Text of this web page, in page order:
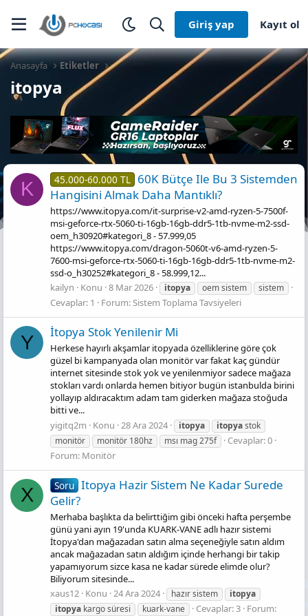
Giriş yap Kayıt ol
Anasayfa Etiketler
itopya
K 45.000-60.000 TL 60K Bütçe Ile Bu 3 Sistemden
Hangisini Almak Daha Mantıklı?
https://www.itopya.com/it-surprise-v2-amd-ryzen-5-7500f-
msi-geforce-rtx-5060-ti-16gb-16gb-ddr5-1tb-nvme-m2-ssd-
oem_h30920#kategori_8 - 57.999,05
https://www.itopya.com/dragon-5060t-v6-amd-ryzen-5-
7600-msi-geforce-rtx-5060-ti-16gb-16gb-ddr5-1tb-nvme-m2-
ssd-o_h30252#kategori_8 - 58.999,12...
kailyn
Konu 8 Mar 2026 itopya oem sistem sistem
Cevaplar: 1 Forum:Sistem Toplama Tavsiyeleri
Y İtopya Stok Yeni̇leni̇r Mi̇
Herkese hayırlı akşamlar itopyada özelliklerine göre çok
güzel bi kampanyada olan monitör var fakat kaç gündür
internet sitesinde stok yok ve yenilenmiyor sadece mağaza
stokları vardı onlarda hemen bitiyor bugün istanbulda birini
yollayıp aldıracaktım adam tam giderken mağaza stoğuda
bitti ve...
yigitq2m
Konu 28 Ara 2024 itopya itopyastok
monitör
monitör 180hz msı mag 275f
Cevaplar: 0
Forum: Monitör
X Soru Itopya Hazir Sistem Ne Kadar Surede
Gelir?
Merhaba başlıkta da belirttiğim gibi önceki hafta perşembe
günü yani ayın 19'unda KUARK-VANE adlı hazır sistemi
İtopya'dan mağazadan satın alma seçeneğiyle satın aldım
ancak mağazadan satın aldığım içinde herhangi bir takip
yapamıyorum sizce kasa ne kadar sürede elimde olur?
Biliyorum sitesinde...
xaus12 Konu 24 Ara 2024 hazır sistem
itopya
itopya kargo süresi kuark-vane Cevaplar: 3 Forum: